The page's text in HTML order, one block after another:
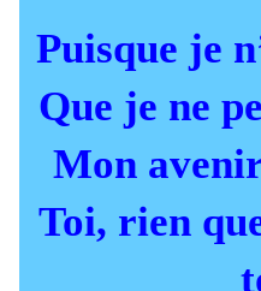
Puisque je
Que je ne
Mon
Toi, rien